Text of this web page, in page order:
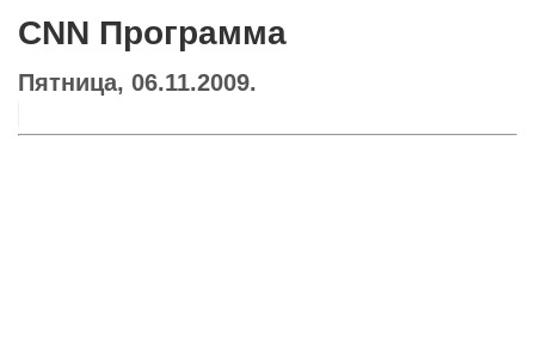
CNN Программа
Пятница, 06.11.2009.